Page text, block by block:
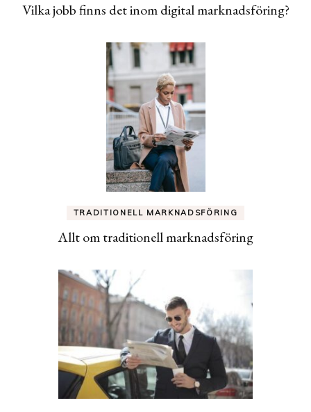
Vilka jobb finns det inom digital marknadsföring?
TRADITIONELL MARKNADSFÖRING
Allt om traditionell marknadsföring